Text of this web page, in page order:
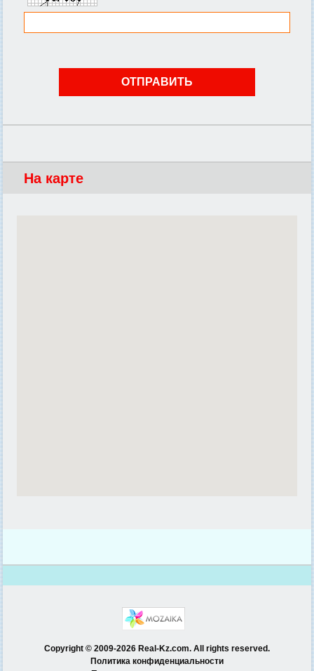
На карте
Copyright © 2009-2026 Real-Kz.com. All rights reserved.
Политика конфиденциальности